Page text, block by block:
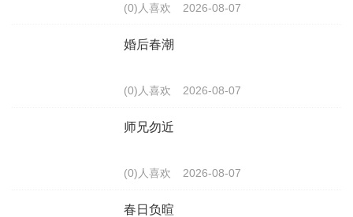
(0)人喜欢 2026-08-07
婚后春潮
(0)人喜欢 2026-08-07
师兄勿近
(0)人喜欢 2026-08-07
春日负暄